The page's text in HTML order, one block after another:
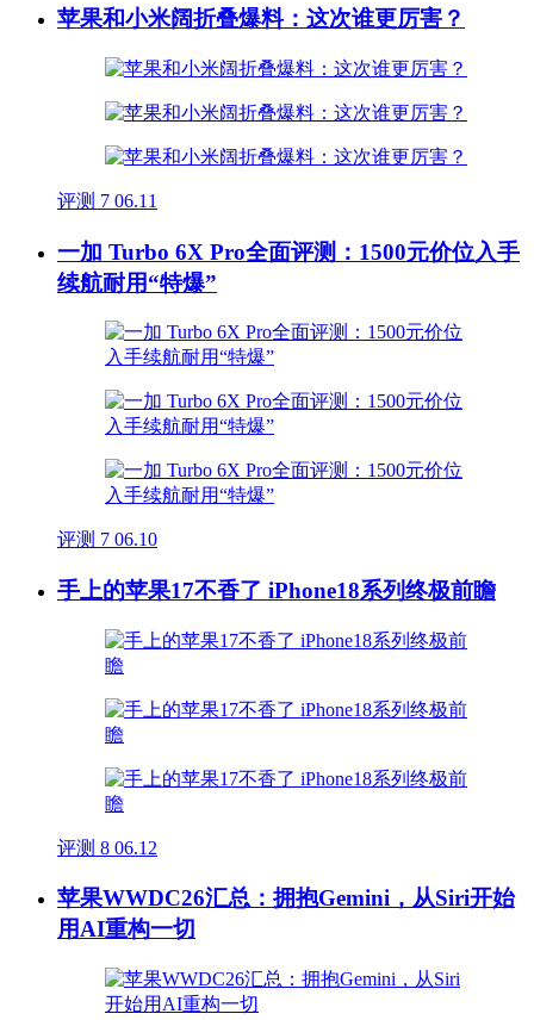
苹果和小米阔折叠爆料：这次谁更厉害？
评测 7 06.11
一加 Turbo 6X Pro全面评测：1500元价位入手
续航耐用“特爆”
评测 7 06.10
手上的苹果17不香了 iPhone18系列终极前瞻
评测 8 06.12
苹果WWDC26汇总：拥抱Gemini，从Siri开始
用AI重构一切